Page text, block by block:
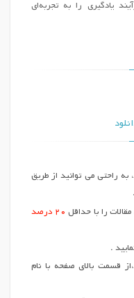
یادگیری را به تجربه‌ای
راحتی می توانید از طریق
را با حداقل 20 درصد
.
قسمت بالای صفحه با نام